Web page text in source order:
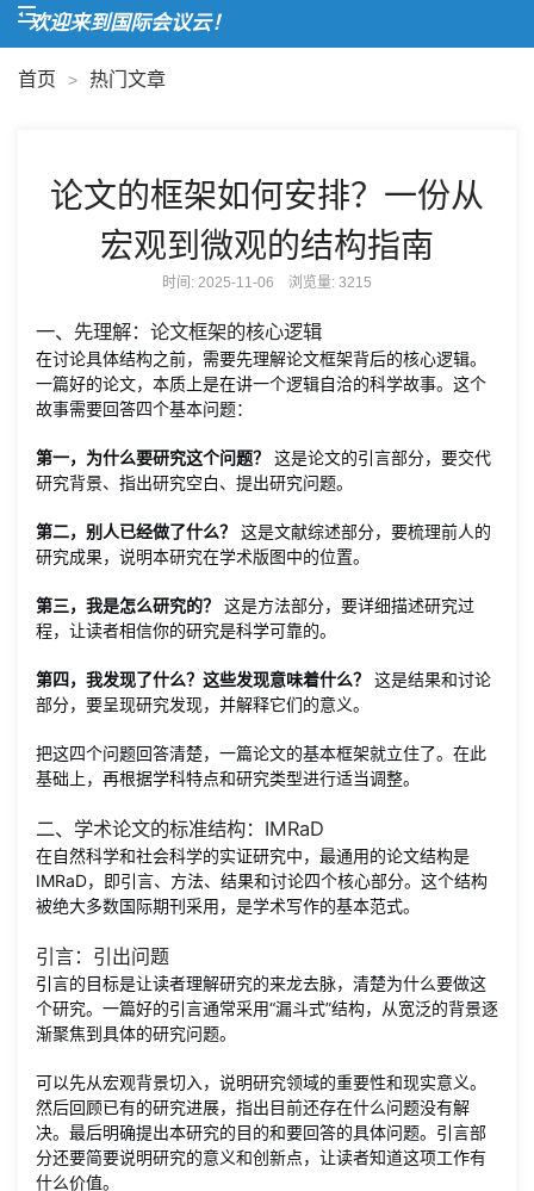
欢迎来到国际会议云！
首页 > 热门文章
论文的框架如何安排？一份从
宏观到微观的结构指南
时间: 2025-11-06 浏览量: 3215
一、先理解：论文框架的核心逻辑
在讨论具体结构之前，需要先理解论文框架背后的核心逻辑。
一篇好的论文，本质上是在讲一个逻辑自洽的科学故事。这个
故事需要回答四个基本问题：
第一，为什么要研究这个问题？
这是论文的引言部分，要交代
研究背景、指出研究空白、提出研究问题。
第二，别人已经做了什么？
这是文献综述部分，要梳理前人的
研究成果，说明本研究在学术版图中的位置。
第三，我是怎么研究的？
这是方法部分，要详细描述研究过
程，让读者相信你的研究是科学可靠的。
第四，我发现了什么？这些发现意味着什么？
这是结果和讨论
部分，要呈现研究发现，并解释它们的意义。
把这四个问题回答清楚，一篇论文的基本框架就立住了。在此
基础上，再根据学科特点和研究类型进行适当调整。
二、学术论文的标准结构：IMRaD
在自然科学和社会科学的实证研究中，最通用的论文结构是
IMRaD，即引言、方法、结果和讨论四个核心部分。这个结构
被绝大多数国际期刊采用，是学术写作的基本范式。
引言：引出问题
引言的目标是让读者理解研究的来龙去脉，清楚为什么要做这
个研究。一篇好的引言通常采用“漏斗式”结构，从宽泛的背景逐
渐聚焦到具体的研究问题。
可以先从宏观背景切入，说明研究领域的重要性和现实意义。
然后回顾已有的研究进展，指出目前还存在什么问题没有解
决。最后明确提出本研究的目的和要回答的具体问题。引言部
分还要简要说明研究的意义和创新点，让读者知道这项工作有
什么价值。